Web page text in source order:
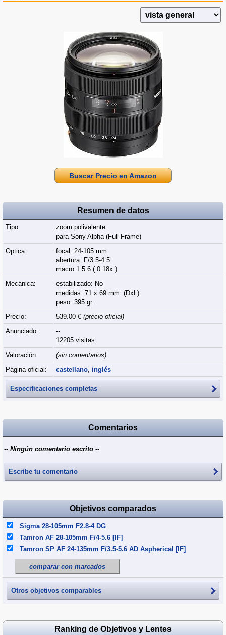
Buscar Precio en Amazon
Resumen de datos
Tipo:
zoom polivalente
para Sony Alpha (Full‑Frame)
Optica:
focal: 24-105 mm.
abertura: F/3.5-4.5
macro 1:5.6 ( 0.18x )
Mecánica:
estabilizado: No
medidas: 71 x 69 mm. (DxL)
peso: 395 gr.
Precio:
539.00 € (precio oficial)
Anunciado:
--
12205 visitas
Valoración:
(sin comentarios)
Página oficial:
castellano, inglés
Especificaciones completas
Comentarios
-- Ningún comentario escrito --
Escribe tu comentario
Objetivos comparados
Sigma 28-105mm F2.8-4 DG
Tamron AF 28-105mm F/4-5.6 [IF]
Tamron SP AF 24-135mm F/3.5-5.6 AD Aspherical [IF]
comparar con marcados
Otros objetivos comparables
Ranking de Objetivos y Lentes